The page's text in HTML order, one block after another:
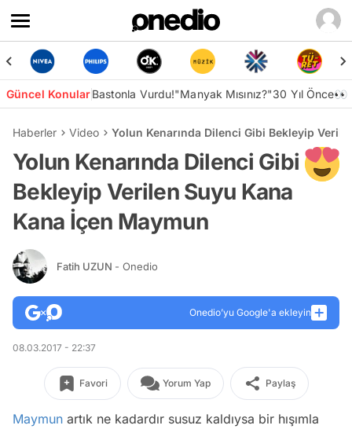
Güncel KonularBastonla Vurdu!"Manyak Mısınız?"30 Yıl Önce👀
Haberler Video Yolun Kenarında Dilenci Gibi Bekleyip
Yolun Kenarında Dilenci Gibi
Bekleyip Verilen Suyu Kana
Kana İçen Maymun
Fatih UZUN - Onedio
Onedio’yu Google'a ekleyin
08.03.2017 - 22:37
Favori Yorum Yap Paylaş
Maymun artık ne kadardır susuz kaldıysa bir hışımla